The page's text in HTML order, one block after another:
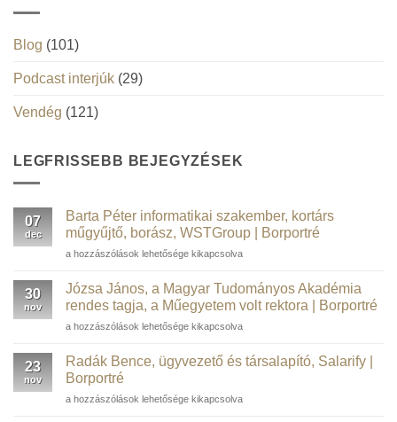
Blog (101)
Podcast interjúk (29)
Vendég (121)
LEGFRISSEBB BEJEGYZÉSEK
07
dec
Barta Péter informatikai szakember, kortárs
műgyűjtő, borász, WSTGroup | Borportré
Barta
informatikai
szakember,
kortárs
műgyűjtő,
WSTGroup |
Borportré
bejegyzéshez
a hozzászólások lehetősége kikapcsolva
30
nov
Józsa János, a Magyar Tudományos Akadémia
rendes tagja, a Műegyetem volt rektora | Borportré
Józsa
a
Magyar
Tudományos
Akadémia
a hozzászólások lehetősége kikapcsolva
23
nov
Radák Bence, ügyvezető és társalapító, Salarify |
Borportré
Radák
a hozzászólások lehetősége kikapcsolva